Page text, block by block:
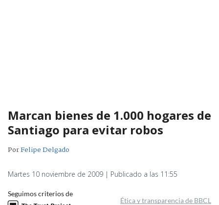
Marcan bienes de 1.000 hogares de
Santiago para evitar robos
PorFelipe Delgado
Martes 10 noviembre de 2009 | Publicado a las 11:55
Seguimos criterios de
Ética y transparencia de BBCL